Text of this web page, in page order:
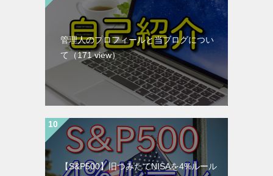
管理人のプロフィールと当ブログについ
て
（171 view）
【S&P500】旧つみたてNISAを4%ルール